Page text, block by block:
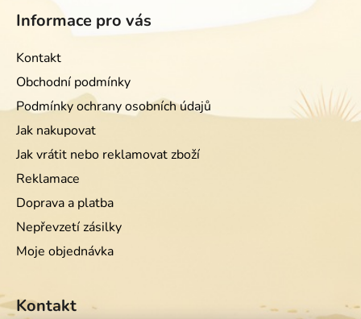
Informace pro vás
Kontakt
Obchodní podmínky
Podmínky ochrany osobních údajů
Jak nakupovat
Jak vrátit nebo reklamovat zboží
Reklamace
Doprava a platba
Nepřevzetí zásilky
Moje objednávka
Kontakt